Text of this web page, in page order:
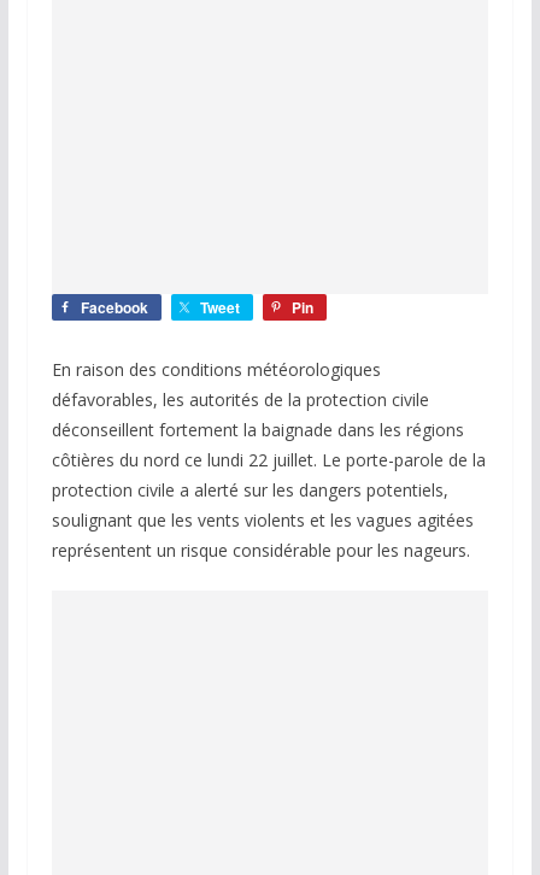
Facebook Tweet Pin
En raison des conditions météorologiques
défavorables, les autorités de la protection civile
déconseillent fortement la baignade dans les régions
côtières du nord ce lundi 22 juillet. Le porte-parole de la
protection civile a alerté sur les dangers potentiels,
soulignant que les vents violents et les vagues agitées
représentent un risque considérable pour les nageurs.